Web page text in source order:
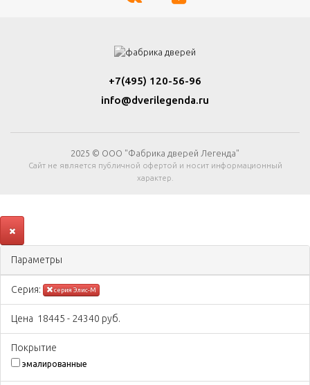
+7(495) 120-56-96
info@dverilegenda.ru
2025 © ООО "Фабрика дверей Легенда"
Сайт не является публичной офертой и носит информационный
характер.
Параметры
Серия: серия Элис-М
Цена 18445 - 24340 руб.
Покрытиe
эмалированные